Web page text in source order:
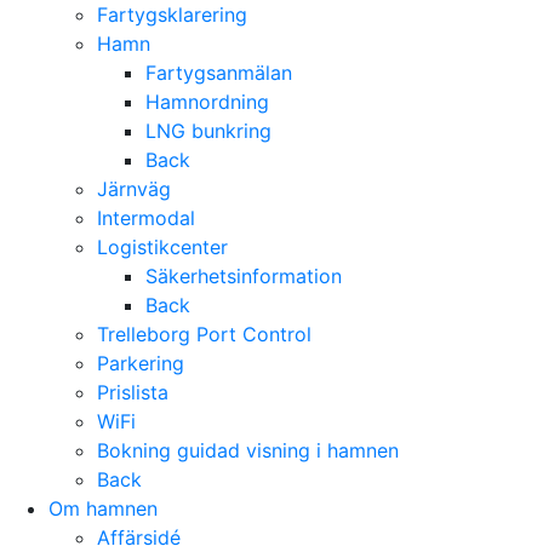
Fartygsklarering
Hamn
Fartygsanmälan
Hamnordning
LNG bunkring
Back
Järnväg
Intermodal
Logistikcenter
Säkerhetsinformation
Back
Trelleborg Port Control
Parkering
Prislista
WiFi
Bokning guidad visning i hamnen
Back
Om hamnen
Affärsidé